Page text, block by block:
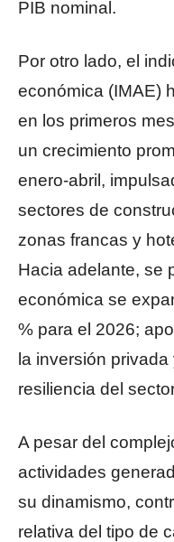
PIB nominal.
Por otro lado, el
económica (IMAE)
en los primeros
un crecimiento
enero-abril,
sectores de
zonas francas y
Hacia adelante, se
económica se
% para el 2026;
la inversión
resiliencia del
A pesar del
actividades
su dinamismo,
relativa del tipo de